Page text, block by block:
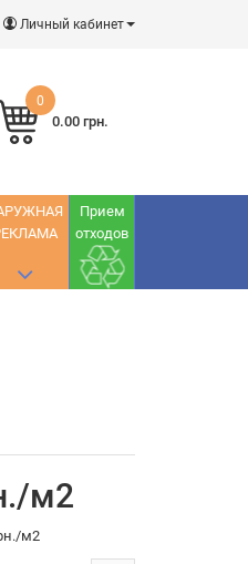
Личный кабинет
0
0.00 грн.
Прием
отходов
м2
м2